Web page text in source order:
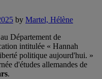
by Martel, Hélène
Département de
intitulée « Hannah
politique aujourd'hui. »
d'études allemandes de
.